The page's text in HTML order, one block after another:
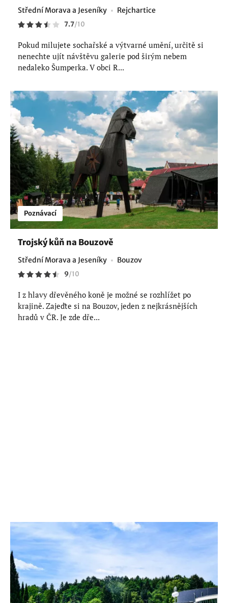
Střední Morava a Jeseníky Rejchartice
7.7/10
Pokud milujete sochařské a výtvarné umění, určitě si
nenechte ujít návštěvu galerie pod širým nebem
nedaleko Šumperka. V obci R...
Poznávací
Trojský kůň na Bouzově
Střední Morava a Jeseníky Bouzov
9/10
I z hlavy dřevěného koně je možné se rozhlížet po
krajině. Zajeďte si na Bouzov, jeden z nejkrásnějších
hradů v ČR. Je zde dře...